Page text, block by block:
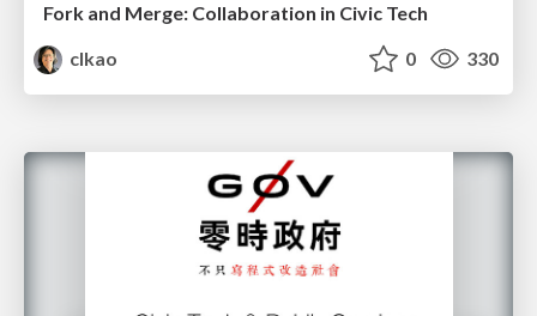
Fork and Merge: Collaboration in Civic Tech
clkao
0 330